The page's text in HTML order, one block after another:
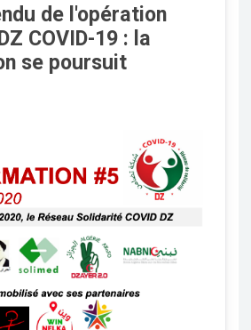
de l'opération
COVID-19 : la
se poursuit